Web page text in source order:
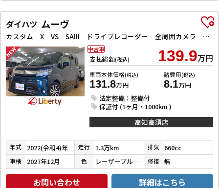
ダイハツ ムーヴ
カスタム X VS SAIII ドライブレコーダー 全周囲カメラ ナビ TV クリアランスソナー 衝突被害軽減システム オートマチックハイビーム オートライト LEDヘッドランプ スマートキー アイドリングストップ 電動格納ミラー
支払総額(税込) 139.9万円
車両本体価格(税込)
131.8万円
諸費用(税込)
8.1万円
法定整備：整備付
保証付 (1ヶ月・1000km )
中古車
高知高須店
年式 2022(令和4)年 走行 1.3万km 排気 660cc
車検 2027年12月 色 レーザーブルークリスタルシャイン 修復 無
お問い合わせ 詳細はこちら